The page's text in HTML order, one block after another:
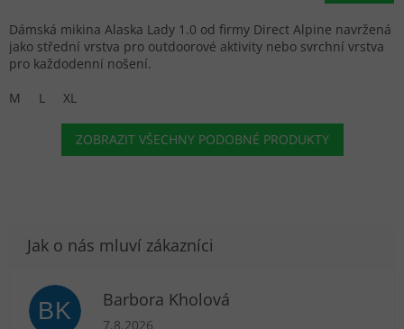
Dámská mikina Alaska Lady 1.0 od firmy Direct Alpine navržená
jako střední vrstva pro outdoorové aktivity nebo svrchní vrstva
pro každodenní nošení.
M
L XL
ZOBRAZIT VŠECHNY PODOBNÉ PRODUKTY
BK Barbora Kholová
Hodnocení obchodu je 5 z 5 hvězdiček.
7.8.2026